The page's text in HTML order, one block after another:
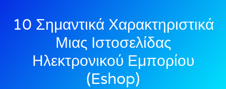
10 Σημαντικά Χαρακτηριστικά
Μιας Ιστοσελίδας
Ηλεκτρονικού Εμπορίου
(eshop)